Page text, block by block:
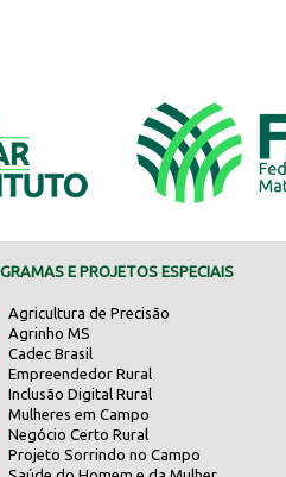
E PROJETOS ESPECIAIS
Agricultura de Precisão
Agrinho MS
Cadec Brasil
Empreendedor Rural
Inclusão Digital Rural
Mulheres em Campo
Negócio Certo Rural
Projeto Sorrindo no Campo